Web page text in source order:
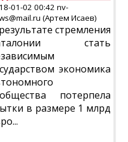
01-02 00:42 nv-
(Артем Исаев)
стремления
стать
экономика
потерпела
в размере 1 млрд